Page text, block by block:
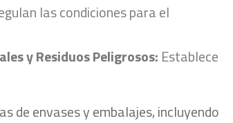
las condiciones para el
y Residuos Peligrosos: Establece
de envases y embalajes, incluyendo